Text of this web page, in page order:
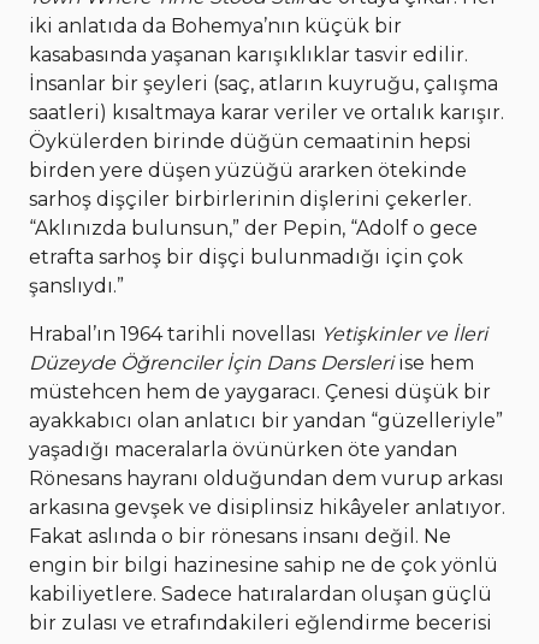
iki anlatıda da Bohemya’nın küçük bir
kasabasında yaşanan karışıklıklar tasvir edilir.
İnsanlar bir şeyleri (saç, atların kuyruğu, çalışma
saatleri) kısaltmaya karar veriler ve ortalık karışır.
Öykülerden birinde düğün cemaatinin hepsi
birden yere düşen yüzüğü ararken ötekinde
sarhoş dişçiler birbirlerinin dişlerini çekerler.
“Aklınızda bulunsun,” der Pepin, “Adolf o gece
etrafta sarhoş bir dişçi bulunmadığı için çok
şanslıydı.”
Hrabal’ın 1964 tarihli novellası Yetişkinler ve İleri
Düzeyde Öğrenciler İçin Dans Dersleriise hem
müstehcen hem de yaygaracı. Çenesi düşük bir
ayakkabıcı olan anlatıcı bir yandan “güzelleriyle”
yaşadığı maceralarla övünürken öte yandan
Rönesans hayranı olduğundan dem vurup arkası
arkasına gevşek ve disiplinsiz hikâyeler anlatıyor.
Fakat aslında o bir rönesans insanı değil. Ne
engin bir bilgi hazinesine sahip ne de çok yönlü
kabiliyetlere. Sadece hatıralardan oluşan güçlü
bir zulası ve etrafındakileri eğlendirme becerisi